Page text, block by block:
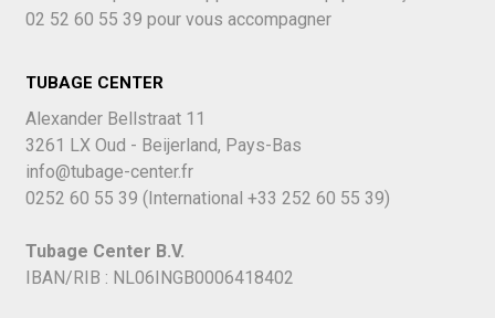
02 52 60 55 39 pour vous accompagner
TUBAGE CENTER
Alexander Bellstraat 11
3261 LX Oud - Beijerland, Pays-Bas
info@tubage-center.fr
0252 60 55 39 (International +33 252 60 55 39)
Tubage Center B.V.
IBAN/RIB : NL06INGB0006418402